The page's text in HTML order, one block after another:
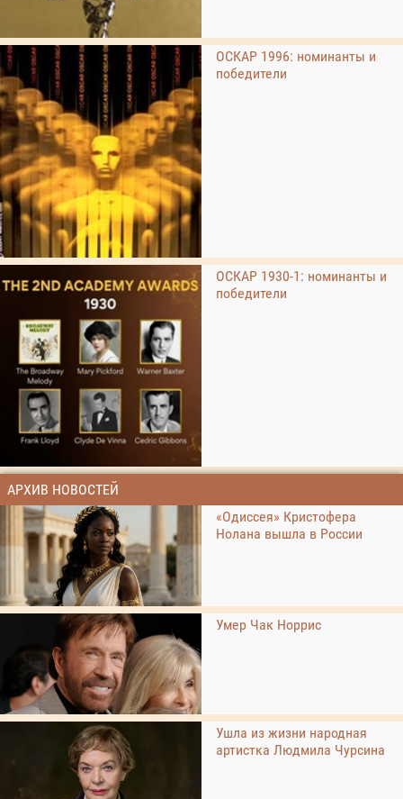
ОСКАР 1996: номинанты и
победители
ОСКАР 1930-1: номинанты и
победители
АРХИВ НОВОСТЕЙ
«Одиссея» Кристофера
Нолана вышла в России
Умер Чак Норрис
Ушла из жизни народная
артистка Людмила Чурсина